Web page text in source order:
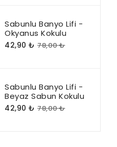
Sabunlu Banyo Lifi -
Okyanus Kokulu
42,90 ₺ 78,00 ₺
Sabunlu Banyo Lifi -
Beyaz Sabun Kokulu
42,90 ₺ 78,00 ₺